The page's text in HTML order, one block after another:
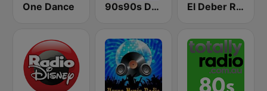
One Dance 90s90s Dance El Deber Radio